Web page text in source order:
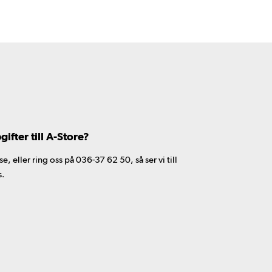
till A-Store?
eller ring oss på 036-37 62 50, så ser vi till